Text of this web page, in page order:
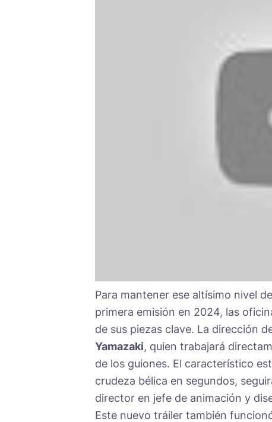
Para mantener ese altísimo nivel
primera emisión en 2024, las
de sus piezas clave. La dirección
Yamazaki, quien trabajará
de los guiones. El característico
crudeza bélica en segundos,
director en jefe de animación y
Este nuevo tráiler también